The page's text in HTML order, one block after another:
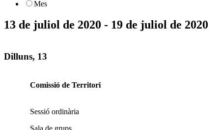
Mes
13 de juliol de 2020 - 19 de juliol de 2020
Dilluns, 13
Comissió de Territori
Sessió ordinària
Sala de grups